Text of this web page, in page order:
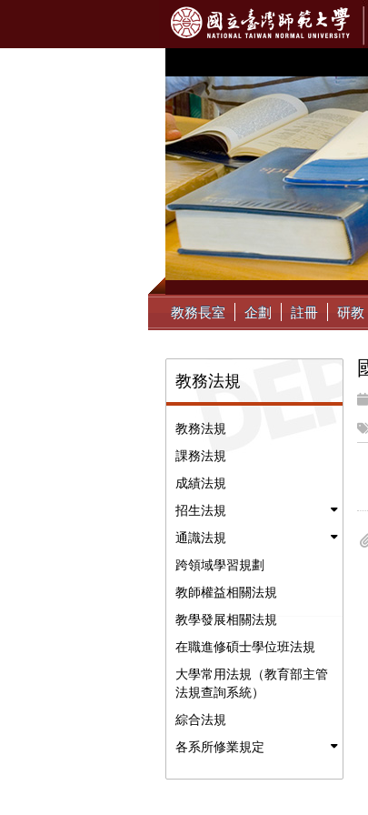
::: 教務長室 企劃 註冊 研教
教務法規
教務法規
課務法規
成績法規
招生法規
通識法規
跨領域學習規劃
教師權益相關法規
教學發展相關法規
在職進修碩士學位班法規
大學常用法規（教育部主管
法規查詢系統）
綜合法規
各系所修業規定